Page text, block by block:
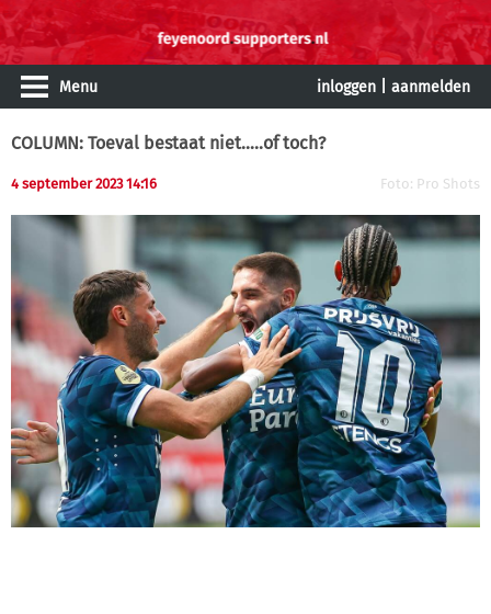
Menu inloggen aanmelden
COLUMN: Toeval bestaat niet…..of toch?
4 september 2023 14:16 Foto: Pro Shots